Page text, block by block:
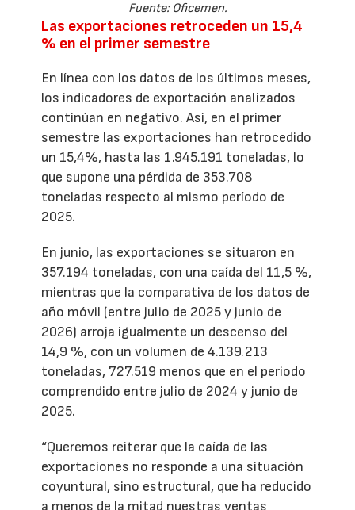
Fuente: Oficemen.
Las exportaciones retroceden un 15,4
% en el primer semestre
En línea con los datos de los últimos meses,
los indicadores de exportación analizados
continúan en negativo. Así, en el primer
semestre las exportaciones han retrocedido
un 15,4%, hasta las 1.945.191 toneladas, lo
que supone una pérdida de 353.708
toneladas respecto al mismo período de
2025.
En junio, las exportaciones se situaron en
357.194 toneladas, con una caída del 11,5 %,
mientras que la comparativa de los datos de
año móvil (entre julio de 2025 y junio de
2026) arroja igualmente un descenso del
14,9 %, con un volumen de 4.139.213
toneladas, 727.519 menos que en el periodo
comprendido entre julio de 2024 y junio de
2025.
“Queremos reiterar que la caída de las
exportaciones no responde a una situación
coyuntural, sino estructural, que ha reducido